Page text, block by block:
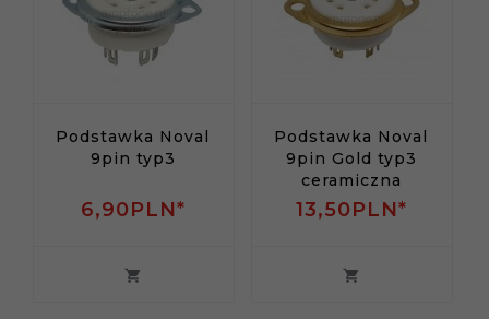
Podstawka Noval
9pin typ3
6,90PLN*
Podstawka Noval
9pin Gold typ3
ceramiczna
13,50PLN*